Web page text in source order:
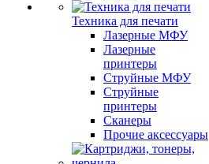
Техника для печати
Лазерные МФУ
Лазерные
принтеры
Струйные МФУ
Струйные
принтеры
Сканеры
Прочие аксессуары